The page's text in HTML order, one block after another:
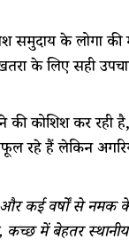
समुदाय के लोगों
के लिए सही
कोशिश कर रही
हैं लेकिन
कई वर्षों से नमक
में बेहतर